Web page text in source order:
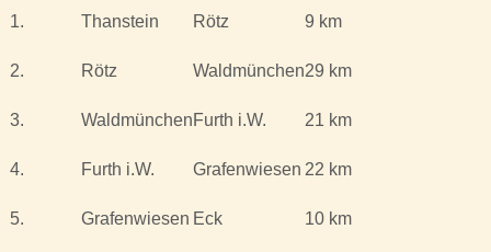
1. Thanstein Rötz 9 km
2. Rötz Waldmünchen29 km
3. WaldmünchenFurth i.W. 21 km
4. Furth i.W. Grafenwiesen 22 km
5. Grafenwiesen Eck 10 km